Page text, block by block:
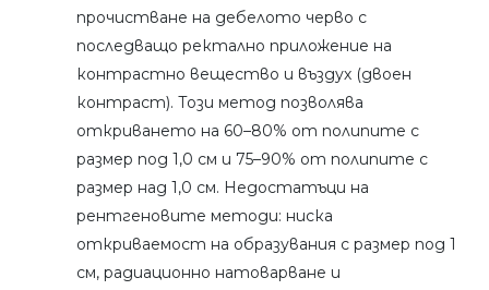
прочистване на дебелото черво с
последващо ректално приложение на
контрастно вещество и въздух (двоен
контраст). Този метод позволява
откриването на 60–80% от полипите с
размер под 1,0 см и 75–90% от полипите с
размер над 1,0 см. Недостатъци на
рентгеновите методи: ниска
откриваемост на образувания с размер под 1
см, радиационно натоварване и